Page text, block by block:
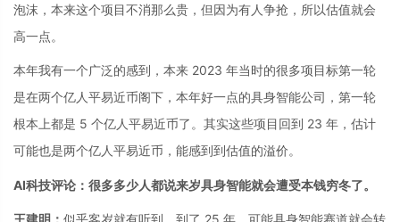
泡沫，本来这个项目不消那么贵，但因为有人争抢，所以估值就会
高一点。
本年我有一个广泛的感到，本来 2023 年当时的很多项目标第一轮
是在两个亿人平易近币阁下，本年好一点的具身智能公司，第一轮
根本上都是 5 个亿人平易近币了。其实这些项目回到 23 年，估计
可能也是两个亿人平易近币，能感到到估值的溢价。
AI科技评论：很多多少人都说来岁具身智能就会遭受本钱穷冬了。
王建明： 似乎客岁就有听到，到了 25 年，可能具身智能赛道就会转